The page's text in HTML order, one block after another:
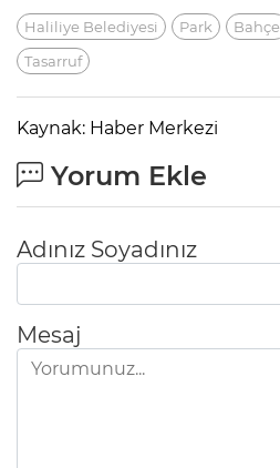
Haliliye Belediyesi Park Bahçe
Tasarruf
Kaynak: Haber Merkezi
Yorum Ekle
Adınız Soyadınız
Mesaj